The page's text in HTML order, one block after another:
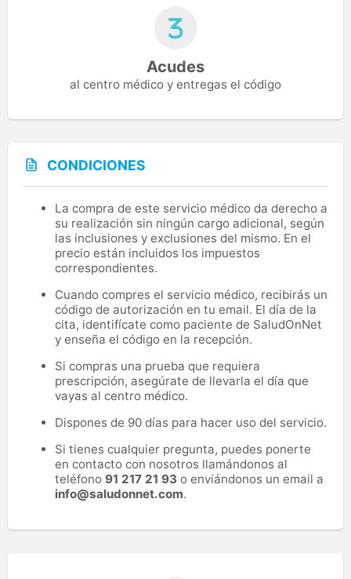
Acudes
al centro médico y entregas el código
CONDICIONES
La compra de este servicio médico da derecho a
su realización sin ningún cargo adicional, según
las inclusiones y exclusiones del mismo. En el
precio están incluidos los impuestos
correspondientes.
Cuando compres el servicio médico, recibirás un
código de autorización en tu email. El día de la
cita, identifícate como paciente de SaludOnNet
y enseña el código en la recepción.
Si compras una prueba que requiera
prescripción, asegúrate de llevarla el día que
vayas al centro médico.
Dispones de 90 días para hacer uso del servicio.
Si tienes cualquier pregunta, puedes ponerte
en contacto con nosotros llamándonos al
teléfono 91 217 21 93 o enviándonos un email a
info@saludonnet.com.